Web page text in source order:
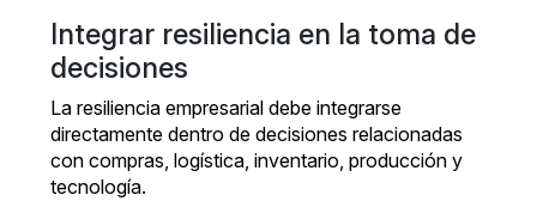
Integrar resiliencia en la toma de
decisiones
La resiliencia empresarial debe integrarse
directamente dentro de decisiones relacionadas
con compras, logística, inventario, producción y
tecnología.